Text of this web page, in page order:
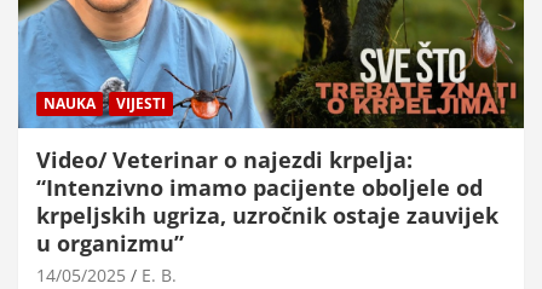
NAUKA VIJESTI
Video/ Veterinar o najezdi krpelja:
“Intenzivno imamo pacijente oboljele od
krpeljskih ugriza, uzročnik ostaje zauvijek
u organizmu”
14/05/2025 E. B.